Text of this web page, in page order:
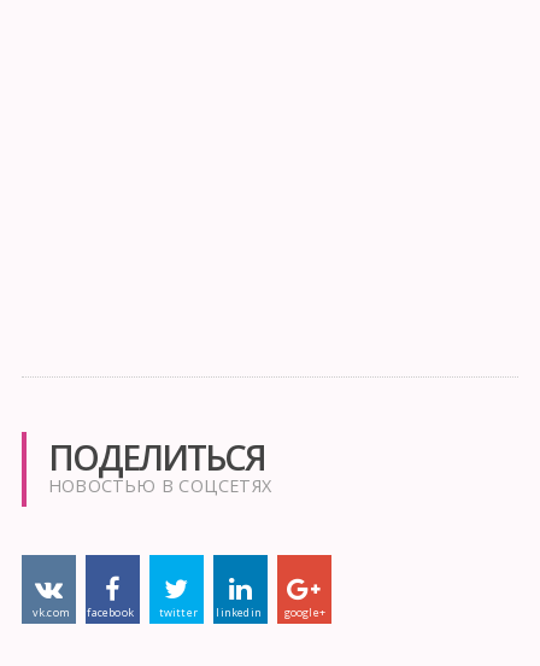
ПОДЕЛИТЬСЯ
НОВОСТЬЮ В СОЦСЕТЯХ
vk.com facebook twitter linkedin google+